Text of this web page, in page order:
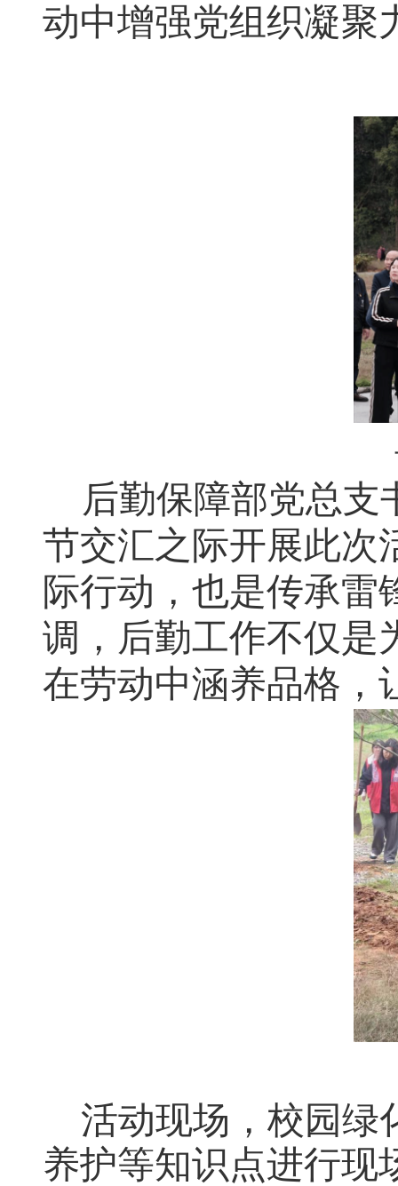
动中增强党组织凝聚
后勤保障部党总支
节交汇之际开展此次
际行动，也是传承
调，后勤工作不仅是
在劳动中涵养品格，
活动现场， 校园绿
养护等知识点进行现